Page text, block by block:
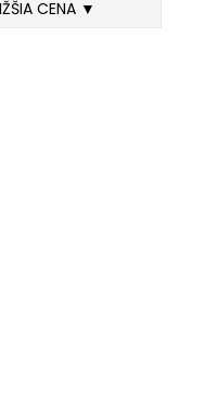
CENA ▼